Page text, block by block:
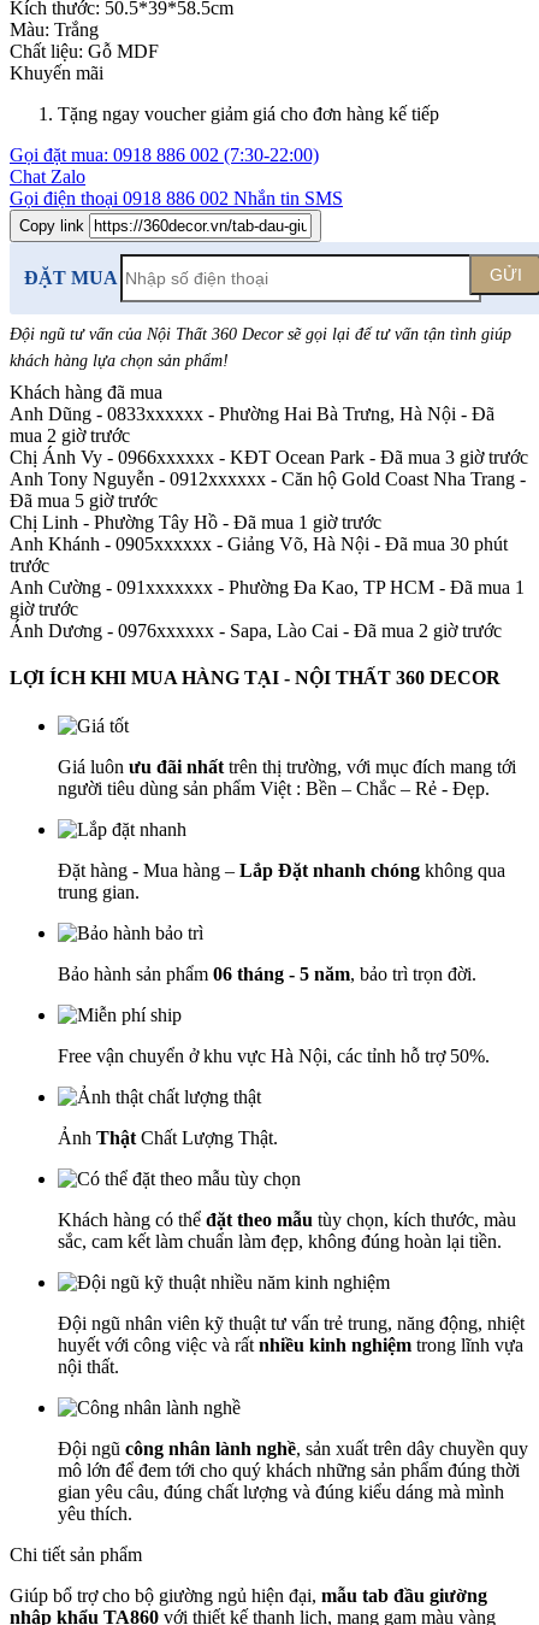
Kích thước: 50.5*39*58.5cm
Màu: Trắng
Chất liệu: Gỗ MDF
Khuyến mãi
Tặng ngay voucher giảm giá cho đơn hàng kế tiếp
Gọi đặt mua: 0918 886 002 (7:30-22:00)
Chat Zalo
Gọi điện thoại 0918 886 002 Nhắn tin SMS
Copy link
ĐẶT MUA GỬI
Đội ngũ tư vấn của Nội Thất 360 Decor sẽ gọi lại để tư vấn tận tình giúp
khách hàng lựa chọn sản phẩm!
Khách hàng đã mua
Anh Dũng - 0833xxxxxx - Phường Hai Bà Trưng, Hà Nội - Đã
mua 2 giờ trước
Chị Ánh Vy - 0966xxxxxx - KĐT Ocean Park - Đã mua 3 giờ trước
Anh Tony Nguyễn - 0912xxxxxx - Căn hộ Gold Coast Nha Trang -
Đã mua 5 giờ trước
Chị Linh - Phường Tây Hồ - Đã mua 1 giờ trước
Anh Khánh - 0905xxxxxx - Giảng Võ, Hà Nội - Đã mua 30 phút
trước
Anh Cường - 091xxxxxxx - Phường Đa Kao, TP HCM - Đã mua 1
giờ trước
Ánh Dương - 0976xxxxxx - Sapa, Lào Cai - Đã mua 2 giờ trước
LỢI ÍCH KHI MUA HÀNG TẠI - NỘI THẤT 360 DECOR
Giá luôn ưu đãi nhất trên thị trường, với mục đích mang tới
người tiêu dùng sản phẩm Việt : Bền – Chắc – Rẻ - Đẹp.
Đặt hàng - Mua hàng – Lắp Đặt nhanh chóng không qua
trung gian.
Bảo hành sản phẩm 06 tháng - 5 năm, bảo trì trọn đời.
Free vận chuyển ở khu vực Hà Nội, các tỉnh hỗ trợ 50%.
Ảnh Thật Chất Lượng Thật.
Khách hàng có thể đặt theo mẫu tùy chọn, kích thước, màu
sắc, cam kết làm chuẩn làm đẹp, không đúng hoàn lại tiền.
Đội ngũ nhân viên kỹ thuật tư vấn trẻ trung, năng động, nhiệt
huyết với công việc và rất nhiều kinh nghiệm trong lĩnh vựa
nội thất.
Đội ngũ công nhân lành nghề, sản xuất trên dây chuyền quy
mô lớn để đem tới cho quý khách những sản phẩm đúng thời
gian yêu câu, đúng chất lượng và đúng kiểu dáng mà mình
yêu thích.
Chi tiết sản phẩm
Giúp bổ trợ cho bộ giường ngủ hiện đại, mẫu tab đầu giường
nhập khẩu TA860 với thiết kế thanh lịch, mang gam màu vàng